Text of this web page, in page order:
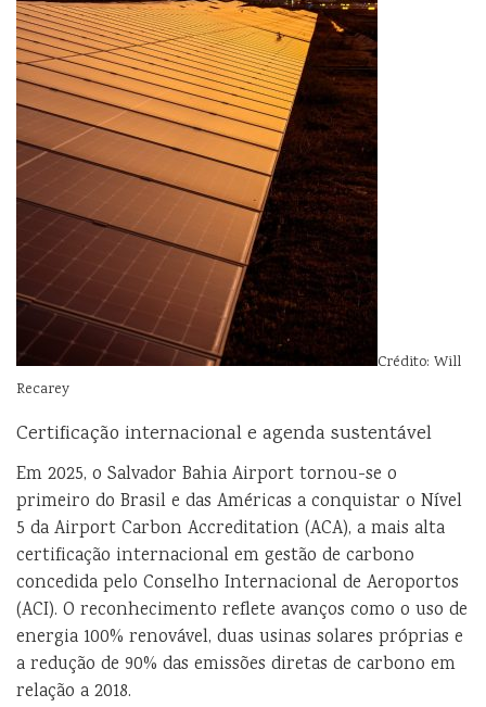
Crédito: Will
Recarey
Certificação internacional e agenda sustentável
Em 2025, o Salvador Bahia Airport tornou-se o
primeiro do Brasil e das Américas a conquistar o Nível
5 da Airport Carbon Accreditation (ACA), a mais alta
certificação internacional em gestão de carbono
concedida pelo Conselho Internacional de Aeroportos
(ACI). O reconhecimento reflete avanços como o uso de
energia 100% renovável, duas usinas solares próprias e
a redução de 90% das emissões diretas de carbono em
relação a 2018.